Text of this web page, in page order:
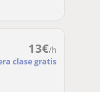
13€/h
clase gratis